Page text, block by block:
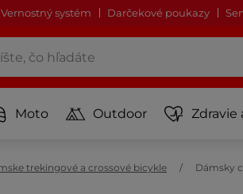
Vernostný systém Darčekové poukazy
Moto Outdoor Zdravie
trekingové a crossové bicykle Dámsky